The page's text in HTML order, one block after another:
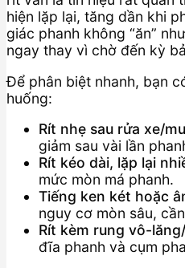
hiện lặp lại, tăng dần khi
giác phanh không “ăn”
ngay thay vì chờ đến kỳ
Để phân biệt nhanh, bạn
huống:
Rít nhẹ sau rửa xe/
giảm sau vài lần
Rít kéo dài, lặp lại
mức mòn má phanh.
Tiếng ken két hoặc
nguy cơ mòn sâu,
Rít kèm rung vô-
đĩa phanh và cụm